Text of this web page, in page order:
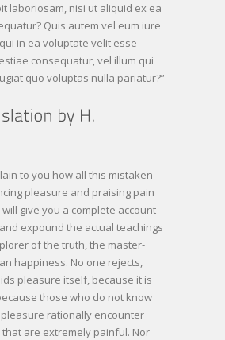
laboriosam, nisi ut aliquid ex ea
Quis autem vel eum iure
in ea voluptate velit esse
consequatur, vel illum qui
quo voluptas nulla pariatur?”
to you how all this mistaken
pleasure and praising pain
give you a complete account
expound the actual teachings
of the truth, the master-
happiness. No one rejects,
pleasure itself, because it is
those who do not know
rationally encounter
are extremely painful. Nor